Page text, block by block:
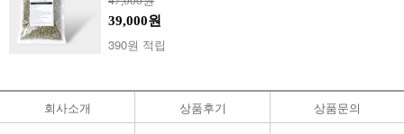
39,000원
390원 적립
회사소개 상품후기
상품문의